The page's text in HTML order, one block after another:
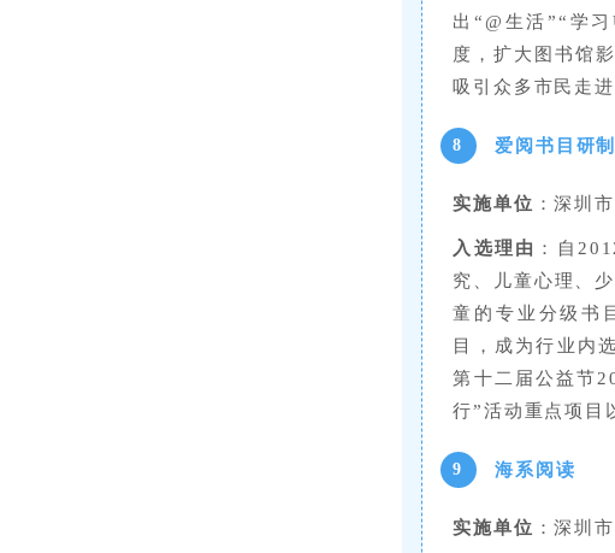
出“@生活”“学
度，扩大图书馆
吸引众多市民走
8 爱阅书目研制
实施单位 ：深圳
入选理由 ：自
究、儿童心理、
童的专业分级书
目，成为行业内
第十二届公益节
行”活动重点项目
9 海系阅读
实施单位 ：深圳